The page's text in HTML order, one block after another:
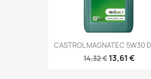
CASTROL MAGNATEC 5W30
14,32 € 13,61 €